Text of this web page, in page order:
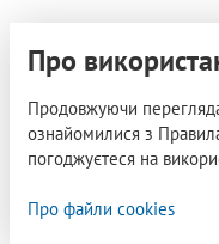
Про
Продовжуючи
ознайомилися з
погоджуєтеся на
Про файли cookies